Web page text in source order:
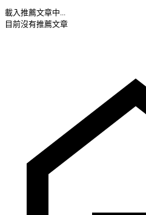
載入推薦文章中...
目前沒有推薦文章